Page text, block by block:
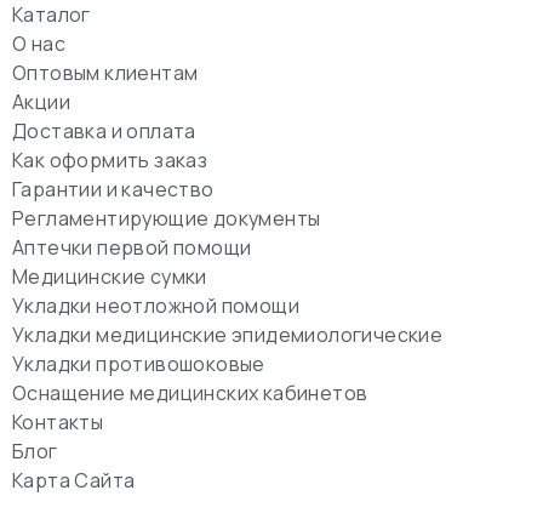
Каталог
О нас
Оптовым клиентам
Акции
Доставка и оплата
Как оформить заказ
Гарантии и качество
Регламентирующие документы
Аптечки первой помощи
Медицинские сумки
Укладки неотложной помощи
Укладки медицинские эпидемиологические
Укладки противошоковые
Оснащение медицинских кабинетов
Контакты
Блог
Карта Сайта